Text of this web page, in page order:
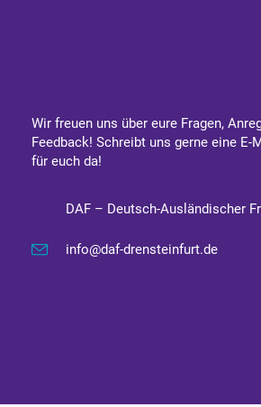
Wir freuen uns über eure Fragen,
Feedback! Schreibt uns gerne eine E-
für euch da!
DAF – Deutsch-Ausländischer
info@daf-drensteinfurt.de